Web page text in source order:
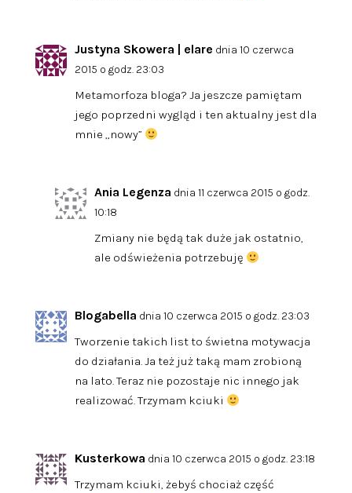
Justyna Skowera | elare dnia 10 czerwca
2015 o godz. 23:03
Metamorfoza bloga? Ja jeszcze pamiętam
jego poprzedni wygląd i ten aktualny jest dla
mnie „nowy”
Ania Legenza dnia 11 czerwca 2015 o godz.
10:18
Zmiany nie będą tak duże jak ostatnio,
ale odświeżenia potrzebuję
Blogabella dnia 10 czerwca 2015 o godz. 23:03
Tworzenie takich list to świetna motywacja
do działania. Ja też już taką mam zrobioną
na lato. Teraz nie pozostaje nic innego jak
realizować. Trzymam kciuki
Kusterkowa dnia 10 czerwca 2015 o godz. 23:18
Trzymam kciuki, żebyś chociaż część